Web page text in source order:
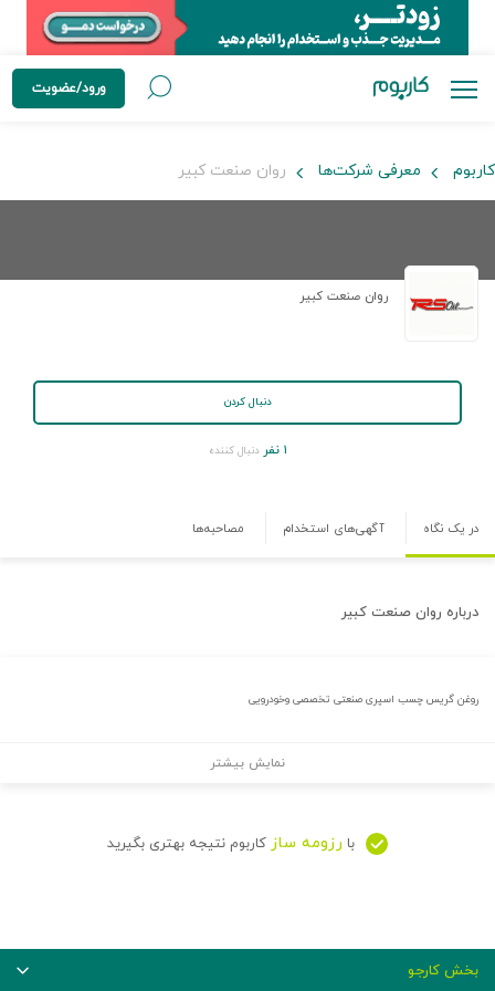
ورود/عضویت
کاربوم معرفی شرکت‌ها روان صنعت كبير
روان صنعت كبير
دنبال کردن
۱ نفر دنبال کننده
در یک نگاه آگهی‌های استخدام مصاحبه‌ها
درباره روان صنعت كبير
روغن گریس چسب اسپری صنعتی تخصصی وخودرویی
نمایش بیشتر
با رزومه ساز کاربوم نتیجه بهتری بگیرید
بخش کارجو